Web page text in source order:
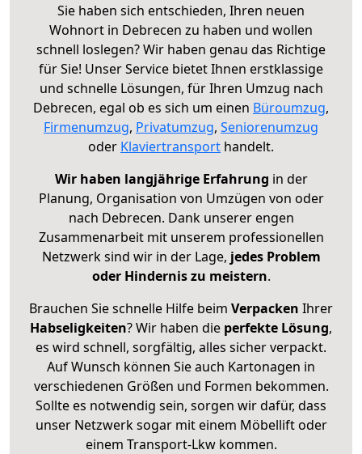
Sie haben sich entschieden, Ihren neuen
Wohnort in Debrecen zu haben und wollen
schnell loslegen? Wir haben genau das Richtige
für Sie! Unser Service bietet Ihnen erstklassige
und schnelle Lösungen, für Ihren Umzug nach
Debrecen, egal ob es sich um einen Büroumzug,
Firmenumzug, Privatumzug, Seniorenumzug
oder Klaviertransport handelt.
Wir haben langjährige Erfahrung in der
Planung, Organisation von Umzügen von oder
nach Debrecen. Dank unserer engen
Zusammenarbeit mit unserem professionellen
Netzwerk sind wir in der Lage, jedes Problem
oder Hindernis zu meistern.
Brauchen Sie schnelle Hilfe beim Verpacken Ihrer
Habseligkeiten? Wir haben die perfekte Lösung,
es wird schnell, sorgfältig, alles sicher verpackt.
Auf Wunsch können Sie auch Kartonagen in
verschiedenen Größen und Formen bekommen.
Sollte es notwendig sein, sorgen wir dafür, dass
unser Netzwerk sogar mit einem Möbellift oder
einem Transport-Lkw kommen.